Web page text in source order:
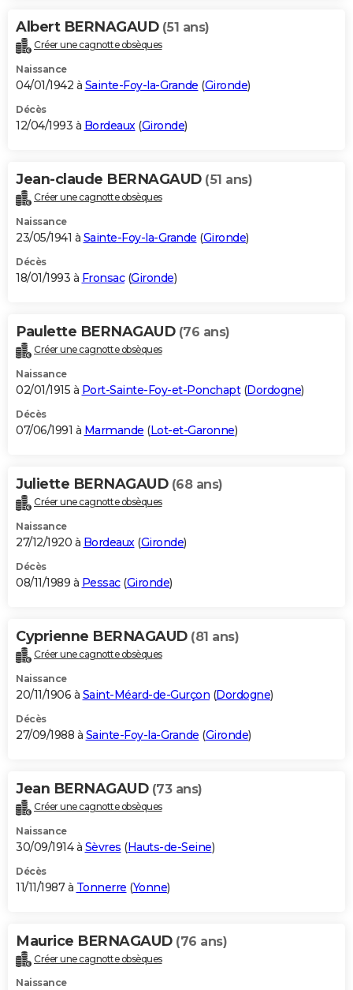
Albert BERNAGAUD (51 ans)
Créer une cagnotte obsèques
Naissance
04/01/1942 à Sainte-Foy-la-Grande (Gironde)
Décès
12/04/1993 à Bordeaux(Gironde)
Jean-claude BERNAGAUD (51 ans)
Créer une cagnotte obsèques
Naissance
23/05/1941 à Sainte-Foy-la-Grande (Gironde)
Décès
18/01/1993 à Fronsac(Gironde)
Paulette BERNAGAUD (76 ans)
Créer une cagnotte obsèques
Naissance
02/01/1915 à Port-Sainte-Foy-et-Ponchapt(Dordogne)
Décès
07/06/1991 à Marmande (Lot-et-Garonne)
Juliette BERNAGAUD (68 ans)
Créer une cagnotte obsèques
Naissance
27/12/1920 à Bordeaux(Gironde)
Décès
08/11/1989 à Pessac(Gironde)
Cyprienne BERNAGAUD (81 ans)
Créer une cagnotte obsèques
Naissance
20/11/1906 à Saint-Méard-de-Gurçon (Dordogne)
Décès
27/09/1988 à Sainte-Foy-la-Grande (Gironde)
Jean BERNAGAUD (73 ans)
Créer une cagnotte obsèques
Naissance
30/09/1914 à Sèvres (Hauts-de-Seine)
Décès
11/11/1987 à Tonnerre (Yonne)
Maurice BERNAGAUD (76 ans)
Créer une cagnotte obsèques
Naissance